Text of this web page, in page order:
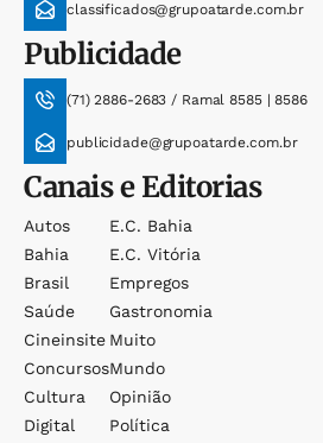
classificados@grupoatarde.com.br
Publicidade
(71) 2886-2683 / Ramal 8585 | 8586
publicidade@grupoatarde.com.br
Canais e Editorias
Autos
Bahia
Brasil
Saúde
Cineinsite
Concursos
Cultura
Digital
E.c. Bahia
E.c. Vitória
Empregos
Gastronomia
Muito
Mundo
Opinião
Política